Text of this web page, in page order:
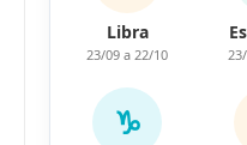
Libra
23/09 a 22/10
♑